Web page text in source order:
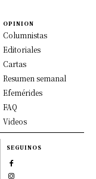
OPINION
Columnistas
Editoriales
Cartas
Resumen semanal
Efemérides
FAQ
Videos
SEGUINOS